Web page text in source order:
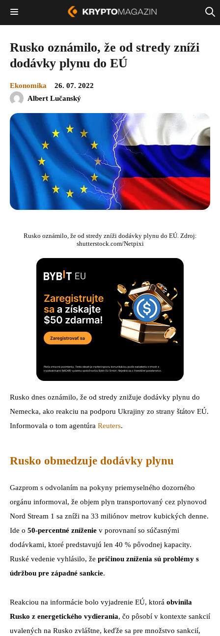
Rusko oznámilo, že od stredy zníži
dodávky plynu do EÚ
Ekonomika
26. 07. 2022
Albert Lučanský
Rusko oznámilo, že od stredy zníži dodávky plynu do EÚ. Zdroj:
shutterstock.com/Netpixi
Rusko dnes oznámilo, že od stredy znižuje dodávky plynu do
Nemecka, ako reakciu na podporu Ukrajiny zo strany štátov EÚ.
Informovala o tom agentúra Reuters.
Rusko obmedzuje dodávky plynu
Gazprom s odvolaním na pokyny priemyselného dozorného
orgánu informoval, že objem plyn transportovaný cez plynovod
Nord Stream 1 sa zníži na 33 miliónov metrov kubických denne.
Ide o 50-percentné zníženie v porovnaní so súčasnými
dodávkami, ktoré predstavujú len 40 % pôvodnej kapacity.
Ruské vedenie vyhlásilo, že príčinou zníženia sú problémy s
údržbou pre západné sankcie.
Reakciou na informácie bolo vyjadrenie EÚ, ktorá obvinila
Rusko z energetického vydierania, čo pôsobí v kontexte sankcií
uvalených na Rusko zvláštne, keďže sa pre množstvo sankcií,